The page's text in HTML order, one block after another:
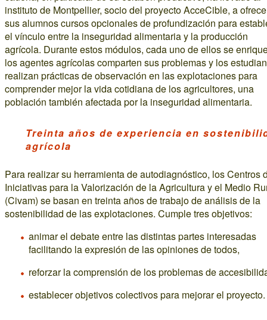
instituto de Montpellier, socio del proyecto AcceCible, a
sus alumnos cursos opcionales de profundización para
el vínculo entre la inseguridad alimentaria y la producción
agrícola. Durante estos módulos, cada uno de ellos se
los agentes agrícolas comparten sus problemas y los
realizan prácticas de observación en las explotaciones para
comprender mejor la vida cotidiana de los agricultores, una
población también afectada por la inseguridad alimentaria.
Treinta años de experiencia en
agrícola
Para realizar su herramienta de autodiagnóstico, los Centros
Iniciativas para la Valorización de la Agricultura y el Medio
(Civam) se basan en treinta años de trabajo de análisis de la
sostenibilidad de las explotaciones. Cumple tres objetivos:
animar el debate entre las distintas partes interesadas
facilitando la expresión de las opiniones de todos,
reforzar la comprensión de los problemas de
establecer objetivos colectivos para mejorar el proyecto.